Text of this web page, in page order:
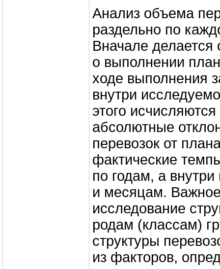
Анализ объема
раздельно по
Вначале
о выполнении
ходе выполнения
внутри
этого
абсолютные
перевозок от
фактические
по годам, а
и месяцам.
исследование
родам (классам)
структуры
из факторов,